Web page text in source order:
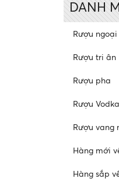
DANH
Rượu ngoại
Rượu tri ân
Rượu pha
Rượu Vodka
Rượu vang
Hàng mới
Hàng sắp